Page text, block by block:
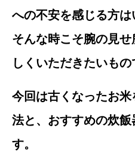
への不安を感じる方は
そんな時こそ腕の見
しくいただきたいもの
今回は古くなったお
法と、おすすめの炊
す。